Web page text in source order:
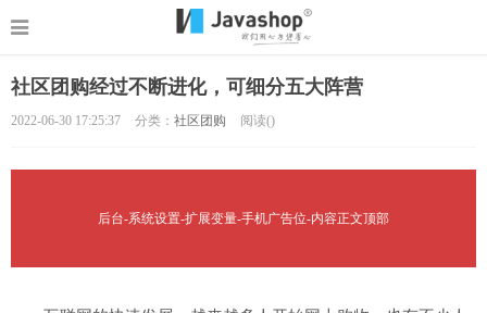
社区团购经过不断进化，可细分五大阵营
2022-06-30 17:25:37 分类： 社区团购 阅读()
后台-系统设置-扩展变量-手机广告位-内容正文顶部